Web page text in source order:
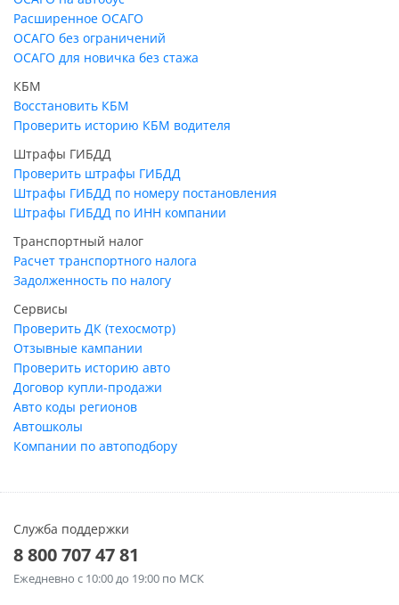
Расширенное ОСАГО
ОСАГО без ограничений
ОСАГО для новичка без стажа
КБМ
Восстановить КБМ
Проверить историю КБМ водителя
Штрафы ГИБДД
Проверить штрафы ГИБДД
Штрафы ГИБДД по номеру постановления
Штрафы ГИБДД по ИНН компании
Транспортный налог
Расчет транспортного налога
Задолженность по налогу
Сервисы
Проверить ДК (техосмотр)
Отзывные кампании
Проверить историю авто
Договор купли-продажи
Авто коды регионов
Автошколы
Компании по автоподбору
Служба поддержки
8 800 707 47 81
Ежедневно с 10:00 до 19:00 по МСК